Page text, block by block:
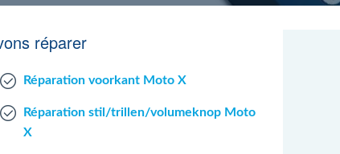
réparer
Réparation voorkant Moto X
Réparation stil/trillen/volumeknop Moto
X